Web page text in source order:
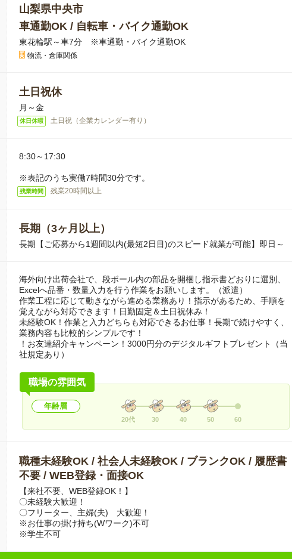
山梨県中央市
車通勤OK / 自転車・バイク通勤OK
東花輪駅～車7分 ※車通勤・バイク通勤OK
物流・倉庫関係
土日祝休
月～金
休日休暇 土日祝（企業カレンダー有り）
8:30～17:30
※表記のうち実働7時間30分です。
残業時間 残業20時間以上
長期（3ヶ月以上）
長期【ご応募から1週間以内(最短2日目)のスピード就業が可能】即日～
海外向け出荷会社で、段ボール内の部品を開梱し指示書どおりに選別、
Excelへ品番・数量入力を行う作業をお願いします。（派遣）
作業工程に応じて動きながら進める業務あり！指示があるため、手順を
覚えながら対応できます！日勤固定＆土日祝休み！
未経験OK！作業と入力どちらも対応できるお仕事！長期で続けやすく、
業務内容も比較的シンプルです！
！お友達紹介キャンペーン！3000円分のデジタルギフトプレゼント（当
社規定あり）
職場の雰囲気
年齢層
20代 30 40 50 60
職種未経験OK / 社会人未経験OK / ブランクOK / 履歴書
不要 / WEB登録・面接OK
【来社不要、WEB登録OK！】
〇未経験大歓迎！
〇フリーター、主婦(夫) 大歓迎！
※お仕事の掛け持ち(Wワーク)不可
※学生不可